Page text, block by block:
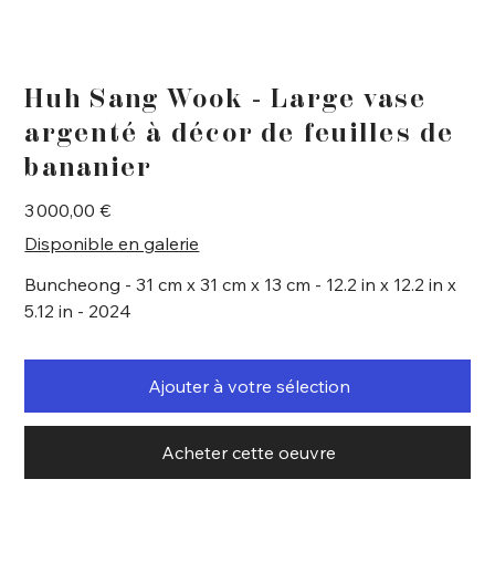
Huh Sang Wook - Large vase
argenté à décor de feuilles de
bananier
Prix
3 000,00 €
Disponible en galerie
Buncheong - 31 cm x 31 cm x 13 cm - 12.2 in x 12.2 in x
5.12 in - 2024
Ajouter à votre sélection
Acheter cette oeuvre